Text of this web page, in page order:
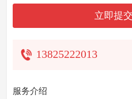
立即提交
13825222013
服务介绍